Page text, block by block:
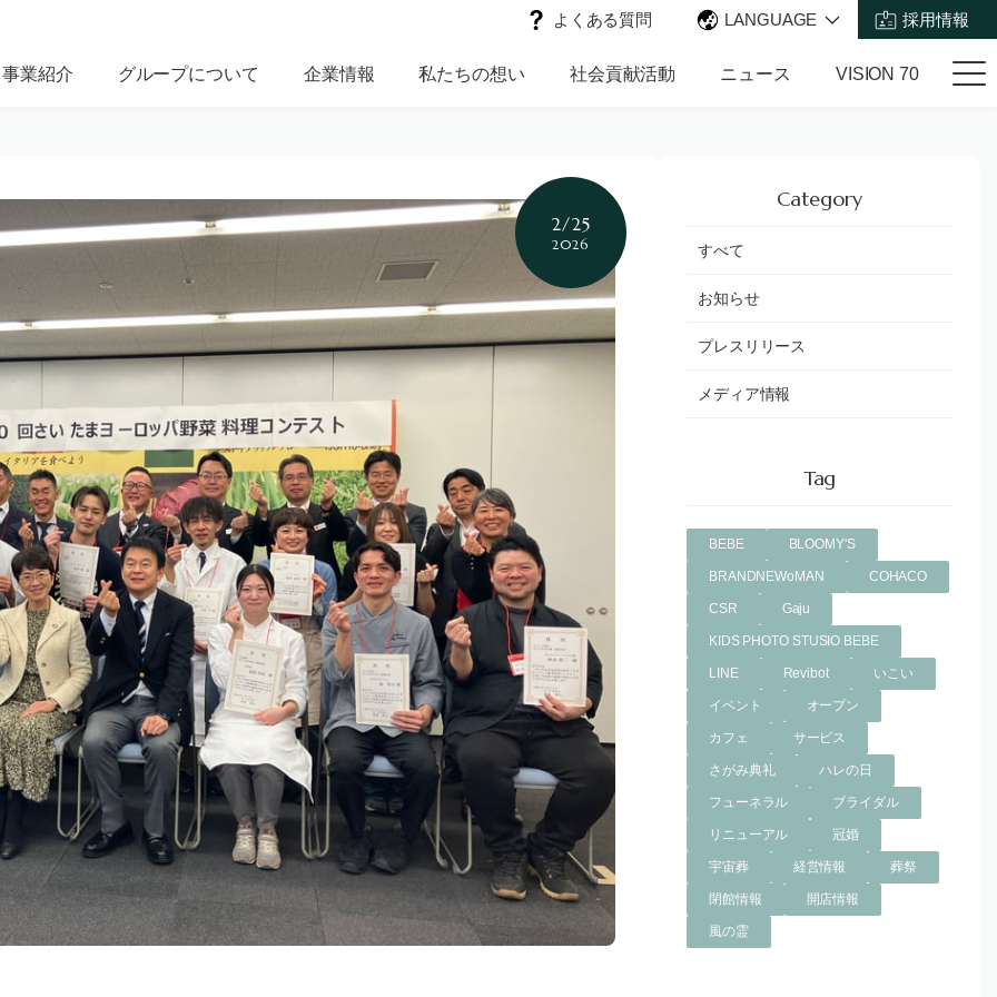
よくある質問 LANGUAGE 採用情報
事業紹介 グループについて 企業情報 私たちの想い 社会貢献活動 ニュース VISION 70
2/25
2026
Category
すべて
お知らせ
プレスリリース
メディア情報
Tag
BEBE BLOOMY'S
BRANDNEWoMAN COHACO
CSR Gaju
KIDS PHOTO STUSIO BEBE
LINE Revibot いこい
イベント オープン
カフェ サービス
さがみ典礼 ハレの日
フューネラル ブライダル
リニューアル 冠婚
宇宙葬 経営情報 葬祭
閉館情報 開店情報
風の霊